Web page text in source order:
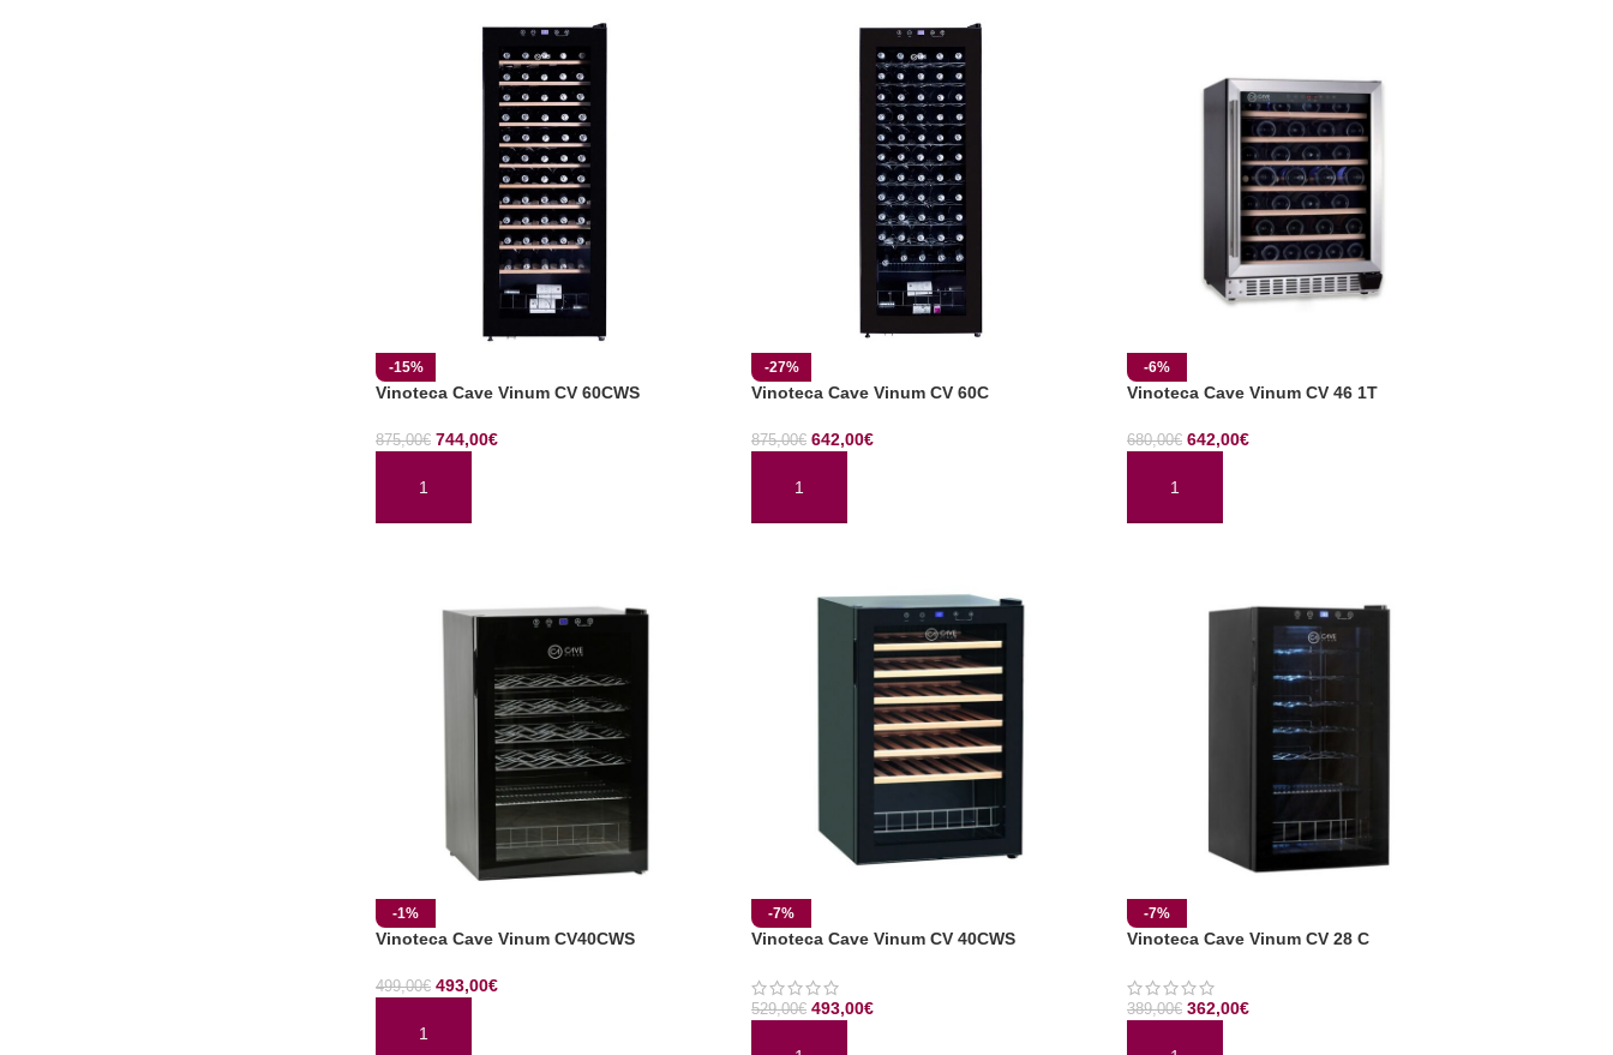
-15%
Vinoteca Cave Vinum CV 60CWS
875,00€ 744,00€
AÑADIR AL CARRITO
-27%
Vinoteca Cave Vinum CV 60C
875,00€ 642,00€
AÑADIR AL CARRITO
-6%
Vinoteca Cave Vinum CV 46 1T
680,00€ 642,00€
AÑADIR AL CARRITO
-1%
Vinoteca Cave Vinum CV40CWS
499,00€ 493,00€
AÑADIR AL CARRITO
-7%
Vinoteca Cave Vinum CV 40CWS
529,00€ 493,00€
-7%
Vinoteca Cave Vinum CV 28 C
389,00€ 362,00€